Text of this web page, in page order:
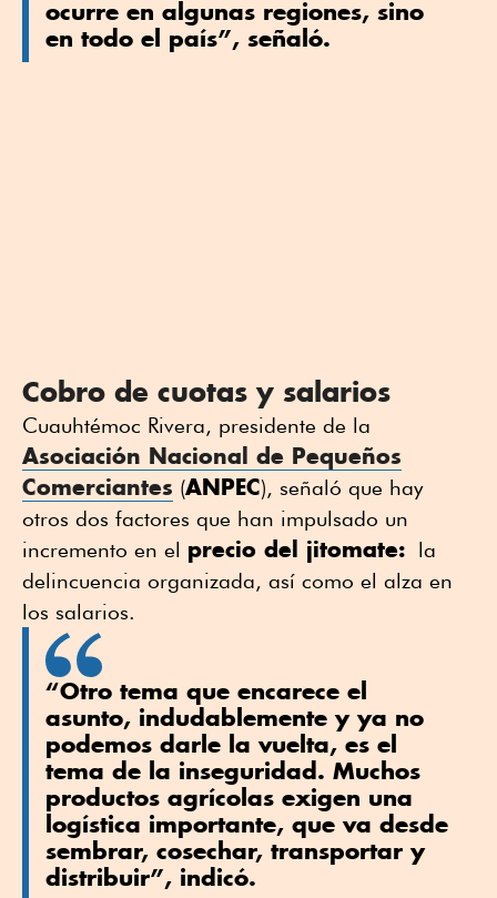
ocurre en algunas regiones, sino
en todo el país”, señaló.
Cobro de cuotas y salarios
Cuauhtémoc Rivera, presidente de la
Asociación Nacional de Pequeños
Comerciantes (ANPEC), señaló que hay
otros dos factores que han impulsado un
incremento en el precio del jitomate: la
delincuencia organizada, así como el alza en
los salarios.
“Otro tema que encarece el
asunto, indudablemente y ya no
podemos darle la vuelta, es el
tema de la inseguridad. Muchos
productos agrícolas exigen una
logística importante, que va desde
sembrar, cosechar, transportar y
distribuir”, indicó.